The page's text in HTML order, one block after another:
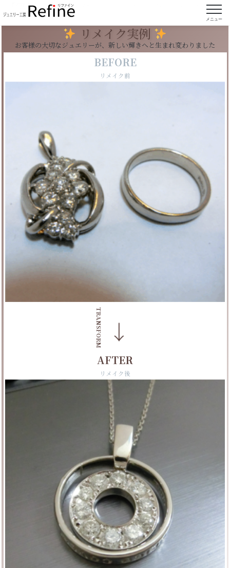
メニュー
【実例129】ダイヤモンドとプラチナのリングを
ペンダントにリフォーム
リメイク実例
お客様の大切なジュエリーが、新しい輝きへと生まれ変わりました
BEFORE
リメイク前
→
TRANSFORM
AFTER
リメイク後